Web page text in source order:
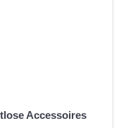
Accessoires